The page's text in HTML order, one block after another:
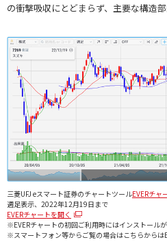
の衝撃吸収にとどまらず、主要な構造部
三菱UFJ eスマート証券のチャートツールEVERチャ
週足表示、2022年12月19日まで
EVERチャートを開く
※EVERチャートの初回ご利用時にはインストールが
※スマートフォン等からご覧の場合はこちらからは